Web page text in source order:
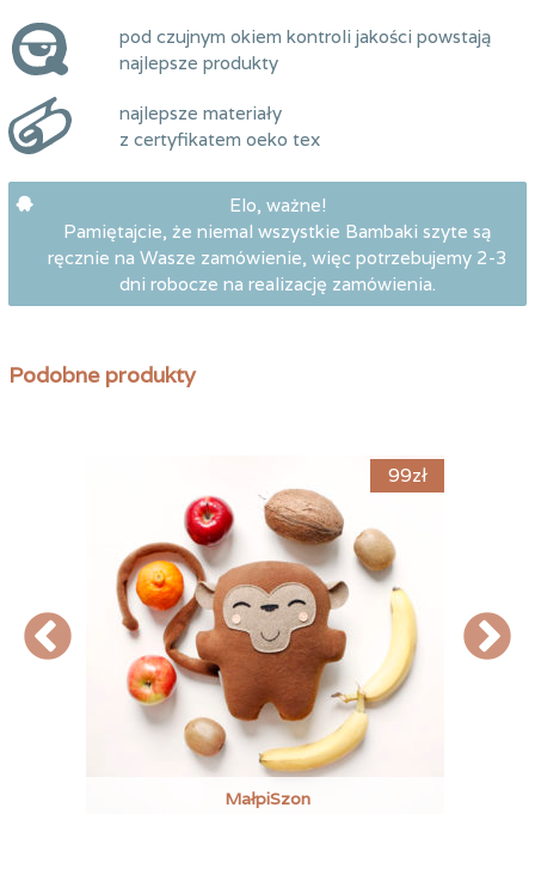
pod czujnym okiem kontroli jakości powstają
najlepsze produkty
najlepsze materiały
z certyfikatem oeko tex
Elo, ważne!
Pamiętajcie, że niemal wszystkie Bambaki szyte są
ręcznie na Wasze zamówienie, więc potrzebujemy 2-3
dni robocze na realizację zamówienia.
Podobne produkty
MałpiSzon
99zł